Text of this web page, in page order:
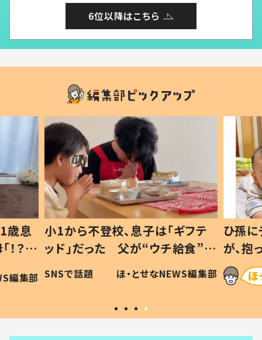
6位以降はこちら
歳息
？」
編集部
小1から不登校、息子は「ギフテ
ッド」だった 父が“ウチ給食”を
作り続ける理由とは #令和の親
#令和の子
SNSで話題 ほ・とせなNEWS編集部
ひ孫
が、
「涙が
い」